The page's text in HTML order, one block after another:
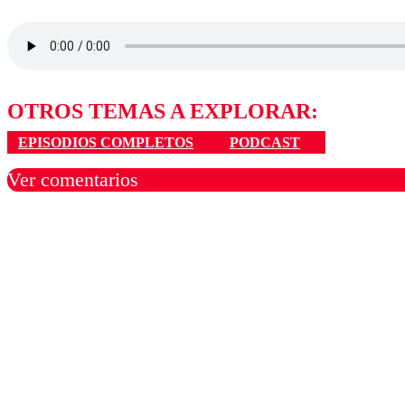
OTROS TEMAS A EXPLORAR:
EPISODIOS COMPLETOS PODCAST
Ver comentarios